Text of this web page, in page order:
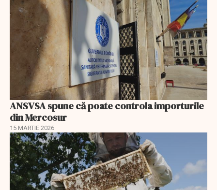
ANSVSA spune că poate controla importurile
din Mercosur
15 MARTIE 2026